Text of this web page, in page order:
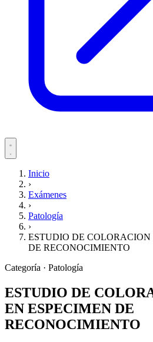
Servicios
Inicio
›
Exámenes
›
Patología
›
ESTUDIO DE
DE RECONOCIMIENTO
Categoría · Patología
ESTUDIO DE
EN ESPECIMEN DE
RECONOCIMIENTO